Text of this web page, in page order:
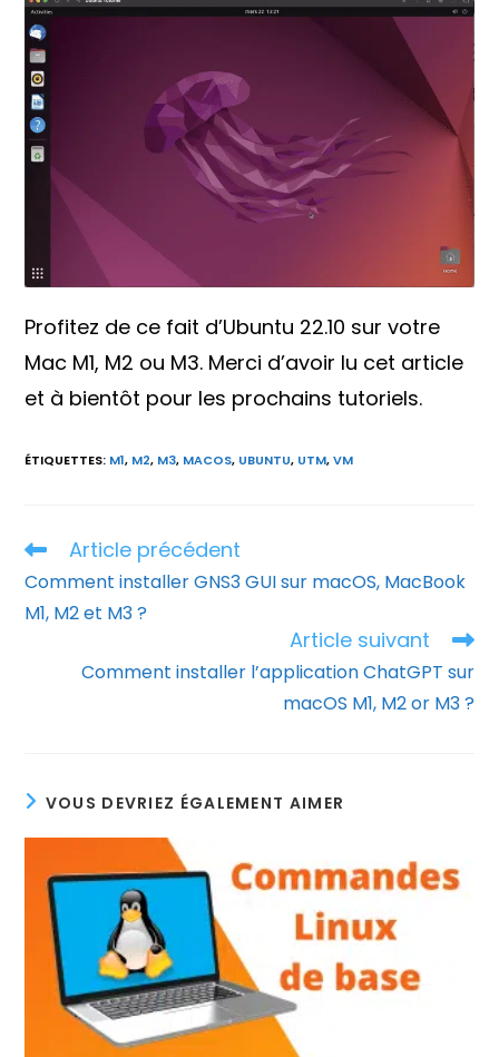
Profitez de ce fait d’Ubuntu 22.10 sur votre
Mac M1, M2 ou M3. Merci d’avoir lu cet article
et à bientôt pour les prochains tutoriels.
ÉTIQUETTES: M1, M2, M3, MACOS, UBUNTU, UTM, VM
Read
articles
Article précédent
Comment installer GNS3 GUI sur macOS, MacBook
M1, M2 et M3 ?
Article suivant
Comment installer l’application ChatGPT sur
macOS M1, M2 or M3 ?
VOUS DEVRIEZ ÉGALEMENT AIMER